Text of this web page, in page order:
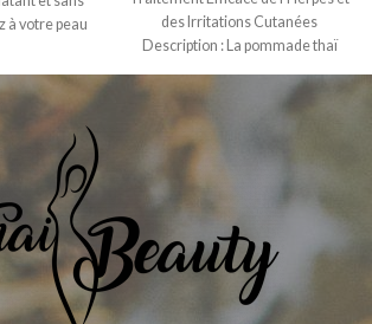
à votre peau
des Irritations Cutanées
Description : La pommade thaï